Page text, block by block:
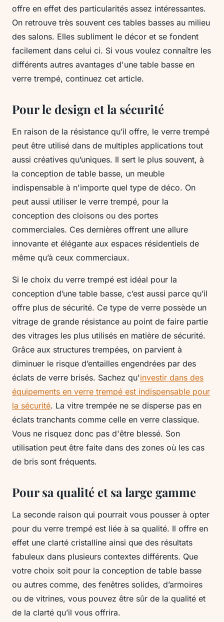
offre en effet des particularités assez intéressantes.
On retrouve très souvent ces tables basses au milieu
des salons. Elles subliment le décor et se fondent
facilement dans celui ci. Si vous voulez connaître les
différents autres avantages d'une table basse en
verre trempé, continuez cet article.
Pour le design et la sécurité
En raison de la résistance qu’il offre, le verre trempé
peut être utilisé dans de multiples applications tout
aussi créatives qu’uniques. Il sert le plus souvent, à
la conception de table basse, un meuble
indispensable à n'importe quel type de déco. On
peut aussi utiliser le verre trempé, pour la
conception des cloisons ou des portes
commerciales. Ces dernières offrent une allure
innovante et élégante aux espaces résidentiels de
même qu’à ceux commerciaux.
Si le choix du verre trempé est idéal pour la
conception d’une table basse, c’est aussi parce qu’il
offre plus de sécurité. Ce type de verre possède un
vitrage de grande résistance au point de faire partie
des vitrages les plus utilisés en matière de sécurité.
Grâce aux structures trempées, on parvient à
diminuer le risque d’entailles engendrées par des
éclats de verre brisés. Sachez qu'investir dans des
équipements en verre trempé est indispensable pour
la sécurité. La vitre trempée ne se disperse pas en
éclats tranchants comme celle en verre classique.
Vous ne risquez donc pas d'être blessé. Son
utilisation peut être faite dans des zones où les cas
de bris sont fréquents.
Pour sa qualité et sa large gamme
La seconde raison qui pourrait vous pousser à opter
pour du verre trempé est liée à sa qualité. Il offre en
effet une clarté cristalline ainsi que des résultats
fabuleux dans plusieurs contextes différents. Que
votre choix soit pour la conception de table basse
ou autres comme, des fenêtres solides, d’armoires
ou de vitrines, vous pouvez être sûr de la qualité et
de la clarté qu’il vous offrira.